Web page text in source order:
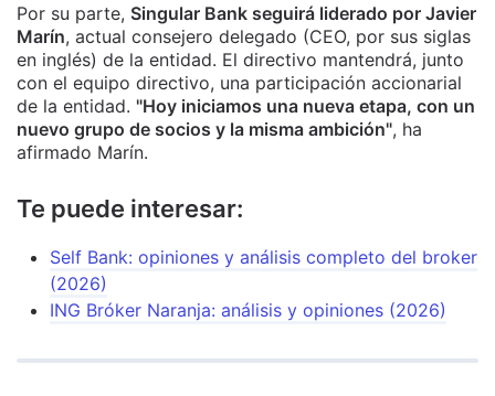
Por su parte, Singular Bank seguirá liderado por Javier
Marín, actual consejero delegado (CEO, por sus siglas
en inglés) de la entidad. El directivo mantendrá, junto
con el equipo directivo, una participación accionarial
de la entidad. "Hoy iniciamos una nueva etapa, con un
nuevo grupo de socios y la misma ambición", ha
afirmado Marín.
Te puede interesar:
Self Bank: opiniones y análisis completo del broker
(2026)
ING Bróker Naranja: análisis y opiniones (2026)